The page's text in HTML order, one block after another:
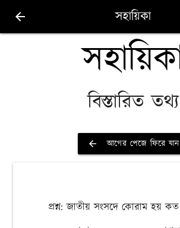
arrow_back সহায়িকা
বিস্তারিত তথ্য
arrow_back আগের পেজে ফিরে যান
প্রশ্ন: জাতীয় সংসদে কোরাম হয়